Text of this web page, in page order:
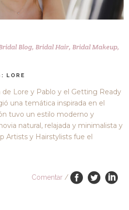
Blog, Bridal Hair, Bridal Makeup,
LORE
de Lore y Pablo y el Getting Ready
una temática inspirada en el
tuvo un estilo moderno y
natural, relajada y minimalista y
Artists y Hairstylists fue el
Comentar /